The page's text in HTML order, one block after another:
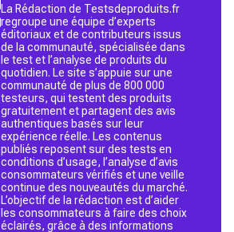
La Rédaction de Testsdeproduits.fr
regroupe une équipe d’experts
éditoriaux et de contributeurs issus
de la communauté, spécialisée dans
le test et l’analyse de produits du
quotidien. Le site s’appuie sur une
communauté de plus de 800 000
testeurs, qui testent des produits
gratuitement et partagent des avis
authentiques basés sur leur
expérience réelle. Les contenus
publiés reposent sur des tests en
conditions d’usage, l’analyse d’avis
consommateurs vérifiés et une veille
continue des nouveautés du marché.
L’objectif de la rédaction est d’aider
les consommateurs à faire des choix
éclairés, grâce à des informations